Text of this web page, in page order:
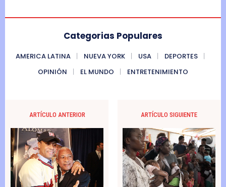
Categorias Populares
AMERICA LATINA NUEVA YORK USA
DEPORTES
OPINIÓN
EL MUNDO ENTRETENIMIENTO
ARTÍCULO ANTERIOR ARTÍCULO SIGUIENTE